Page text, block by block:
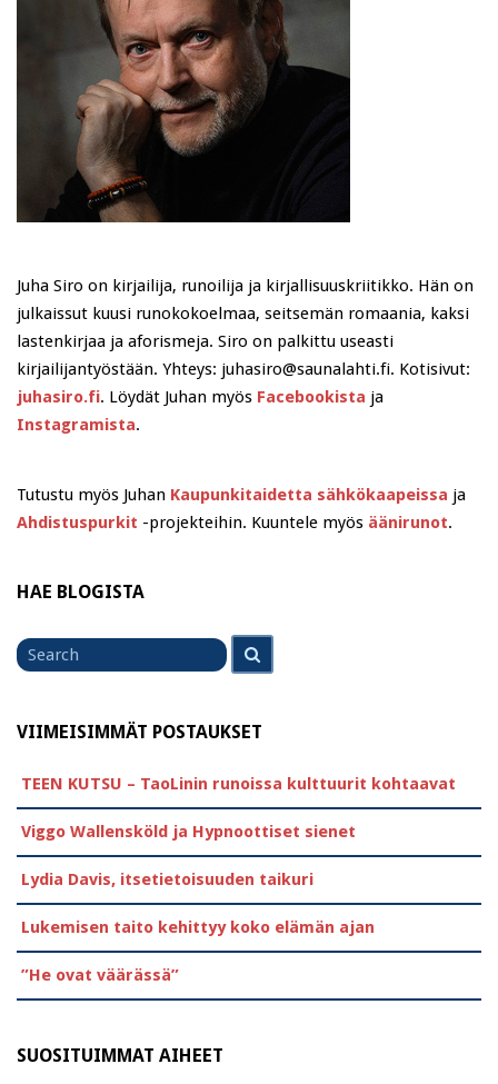
Juha Siro on kirjailija, runoilija ja kirjallisuuskriitikko. Hän on
julkaissut kuusi runokokoelmaa, seitsemän romaania, kaksi
lastenkirjaa ja aforismeja. Siro on palkittu useasti
kirjailijantyöstään. Yhteys: juhasiro@saunalahti.fi. Kotisivut:
juhasiro.fi. Löydät Juhan myös Facebookista ja
Instagramista.
Tutustu myös Juhan Kaupunkitaidetta sähkökaapeissa ja
Ahdistuspurkit -projekteihin. Kuuntele myös äänirunot.
HAE BLOGISTA
Search
for
VIIMEISIMMÄT POSTAUKSET
TEEN KUTSU – TaoLinin runoissa kulttuurit kohtaavat
Viggo Wallensköld ja Hypnoottiset sienet
Lydia Davis, itsetietoisuuden taikuri
Lukemisen taito kehittyy koko elämän ajan
”He ovat väärässä”
SUOSITUIMMAT AIHEET